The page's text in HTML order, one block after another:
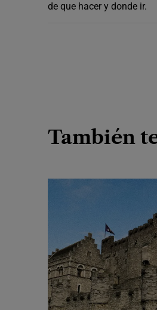
de que hacer y donde ir.
También